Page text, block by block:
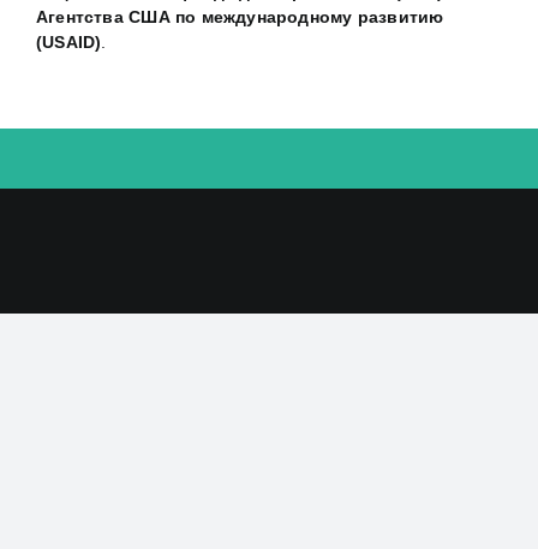
Агентства США по международному развитию
(USAID)